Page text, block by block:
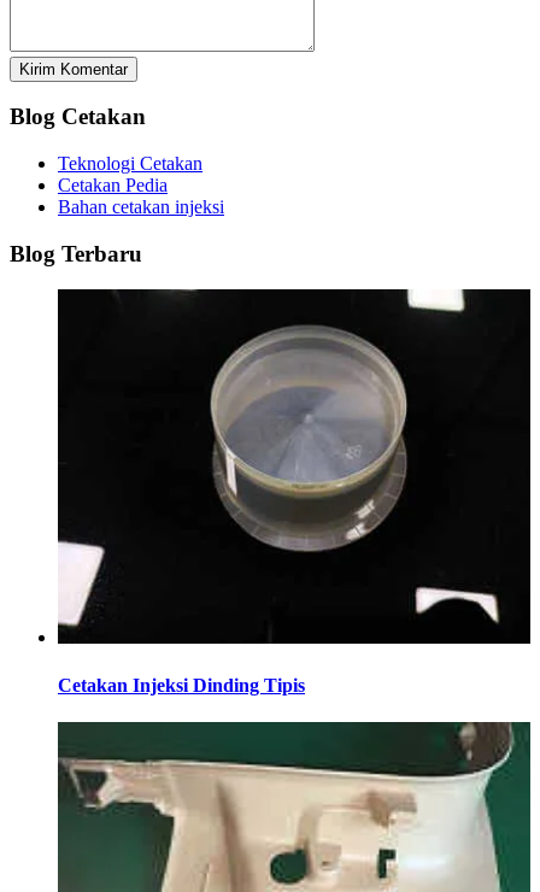
Kirim Komentar
Blog Cetakan
Teknologi Cetakan
Cetakan Pedia
Bahan cetakan injeksi
Blog Terbaru
Cetakan Injeksi Dinding Tipis